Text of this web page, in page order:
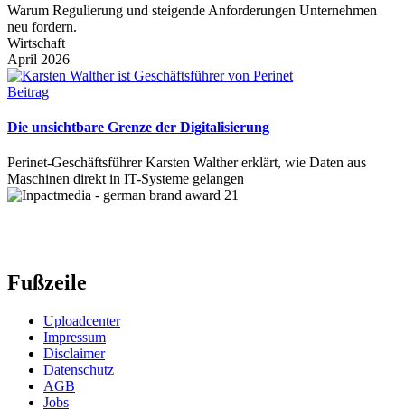
Warum Regulierung und steigende Anforderungen Unternehmen
neu fordern.
Wirtschaft
April 2026
Beitrag
Die unsichtbare Grenze der Digitalisierung
Perinet-Geschäftsführer Karsten Walther erklärt, wie Daten aus
Maschinen direkt in IT-Systeme gelangen
Fußzeile
Uploadcenter
Impressum
Disclaimer
Datenschutz
AGB
Jobs